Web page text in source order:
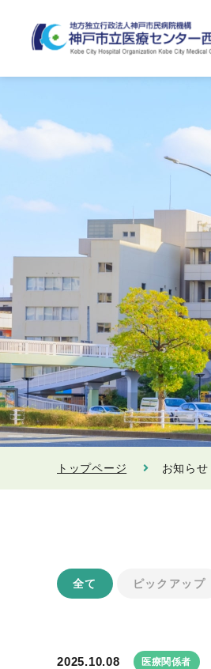
トップページ お知らせ
全て ピックアップ
2025.10.08 医療関係者